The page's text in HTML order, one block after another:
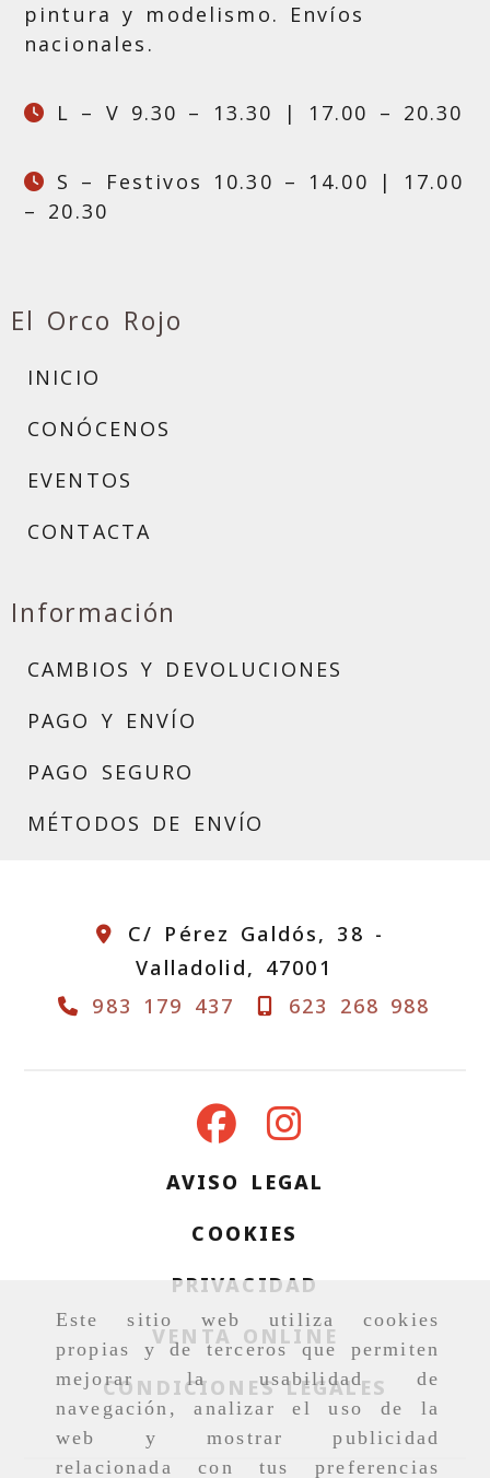
Este sitio web utiliza cookies
propias y de terceros que permiten
mejorar la usabilidad de
navegación, analizar el uso de la
web y mostrar publicidad
relacionada con tus preferencias
pintura y modelismo. Envíos
nacionales.
L – V 9.30 – 13.30 | 17.00 – 20.30
S – Festivos 10.30 – 14.00 | 17.00
– 20.30
El Orco Rojo
INICIO
CONÓCENOS
EVENTOS
CONTACTA
Información
CAMBIOS Y DEVOLUCIONES
PAGO Y ENVÍO
PAGO SEGURO
MÉTODOS DE ENVÍO
C/ Pérez Galdós, 38 -
Valladolid, 47001
983 179 437
623 268 988
AVISO LEGAL
COOKIES
PRIVACIDAD
VENTA ONLINE
CONDICIONES LEGALES